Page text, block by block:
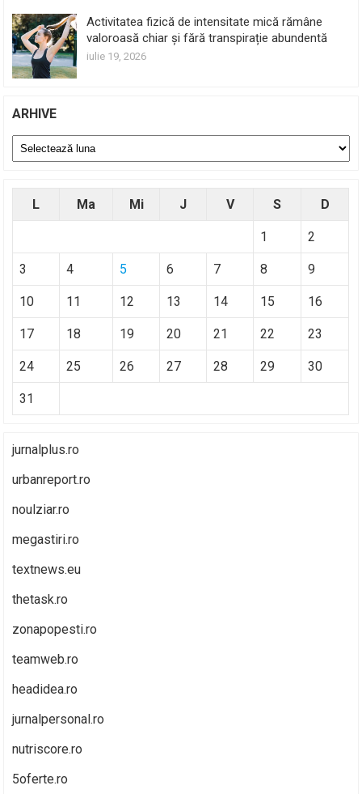
Activitatea fizică de intensitate mică rămâne
valoroasă chiar și fără transpirație abundentă
iulie 19, 2026
ARHIVE
Arhive
L Ma Mi J V S D
1 2
3 4 5 6 7 8 9
10 11 12 13 14 15 16
17 18 19 20 21 22 23
24 25 26 27 28 29 30
31
jurnalplus.ro
urbanreport.ro
noulziar.ro
megastiri.ro
textnews.eu
thetask.ro
zonapopesti.ro
teamweb.ro
headidea.ro
jurnalpersonal.ro
nutriscore.ro
5oferte.ro